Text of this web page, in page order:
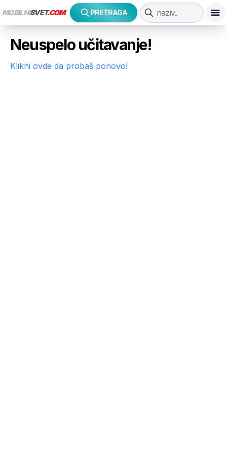
MOBILNISVET.COM PRETRAGA
Neuspelo učitavanje!
Klikni ovde da probaš ponovo!